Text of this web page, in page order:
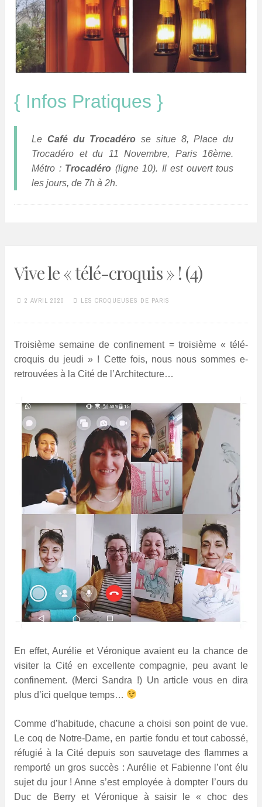
{ Infos Pratiques }
Le Café du Trocadéro se situe 8, Place du
Trocadéro et du 11 Novembre, Paris 16ème.
Métro :Trocadéro (ligne 10). Il est ouvert tous
les jours, de 7h à 2h.
Vive le « télé-croquis » ! (4)
2 AVRIL 2020 LES CROQUEUSES DE PARIS
Troisième semaine de confinement = troisième « télé-
croquis du jeudi » ! Cette fois, nous nous sommes e-
retrouvées à la Cité de l’Architecture…
En effet, Aurélie et Véronique avaient eu la chance de
visiter la Cité en excellente compagnie, peu avant le
confinement. (Merci Sandra !) Un article vous en dira
plus d’ici quelque temps…
Comme d’habitude, chacune a choisi son point de vue.
Le coq de Notre-Dame, en partie fondu et tout cabossé,
réfugié à la Cité depuis son sauvetage des flammes a
remporté un gros succès : Aurélie et Fabienne l’ont élu
sujet du jour ! Anne s’est employée à dompter l’ours du
Duc de Berry et Véronique à saisir le « choc des